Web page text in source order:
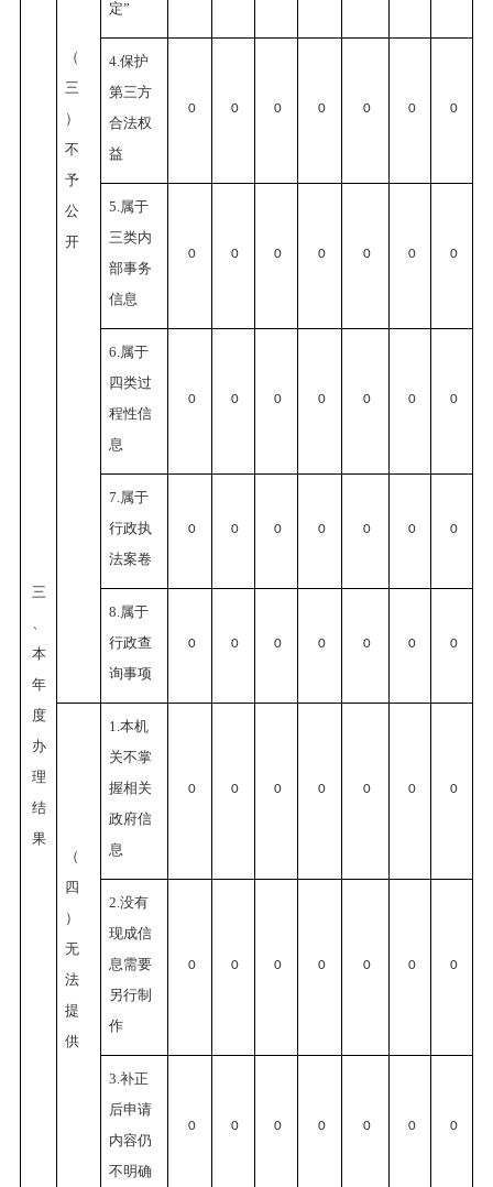
三
本
年
度
办
理
结
果
（
三
）
不
予
公
开
定”
4.保护
第三方
合法权
益
0 0 0 0 0 0 0
5.属于
三类内
部事务
信息
0 0 0 0 0 0 0
6.属于
四类过
程性信
息
0 0 0 0 0 0 0
7.属于
行政执
法案卷
0 0 0 0 0 0 0
8.属于
行政查
询事项
0 0 0 0 0 0 0
（
四
）
无
法
提
供
1.本机
关不掌
握相关
政府信
息
0 0 0 0 0 0 0
2.没有
现成信
息需要
另行制
作
0 0 0 0 0 0 0
3.补正
后申请
内容仍
不明确
0 0 0 0 0 0 0